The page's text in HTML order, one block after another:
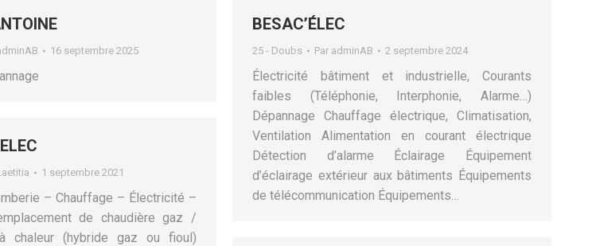
16 septembre 2025
BESAC’ÉLEC
25 - Doubs Par adminAB 2 septembre 2024
Électricité bâtiment et industrielle, Courants
faibles (Téléphonie, Interphonie, Alarme…)
Dépannage Chauffage électrique, Climatisation,
Ventilation Alimentation en courant électrique
Détection d’alarme Éclairage Équipement
d’éclairage extérieur aux bâtiments Équipements
de télécommunication Équipements…
1 septembre 2021
– Chauffage – Électricité –
de chaudière gaz /
chaleur (hybride gaz ou fioul)